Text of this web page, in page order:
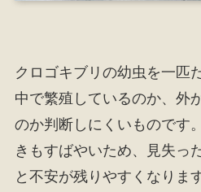
クロゴキブリの幼虫を一匹
中で繁殖しているのか、外
のか判断しにくいものです
きもすばやいため、見失っ
と不安が残りやすくなります